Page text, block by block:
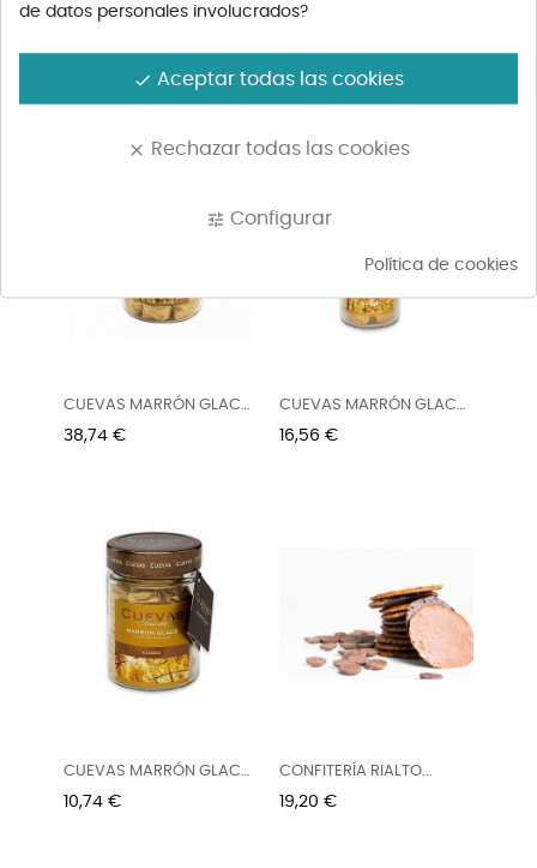
Precio
3,16 €
CUEVAS MARRÓN GLACÉ
CLASSIC...
Precio
38,74 €
CUEVAS MARRÓN GLACÉ
CLASSIC...
Precio
16,56 €
CUEVAS MARRÓN GLACÉ
CLASSIC...
Precio
10,74 €
CONFITERÍA RIALTO...
Precio
19,20 €
de datos personales involucrados?
done Aceptar todas las cookies
clear Rechazar todas las cookies
tune Configurar
Política de cookies